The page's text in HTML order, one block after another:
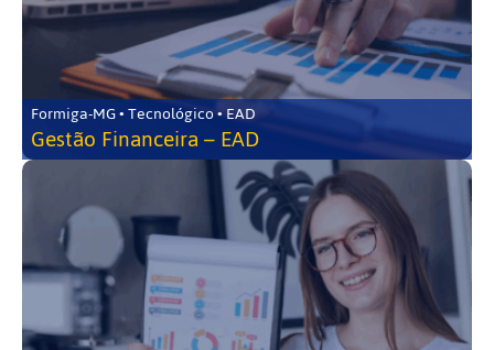
Formiga-MG • Tecnológico • EAD
Gestão Financeira – EAD